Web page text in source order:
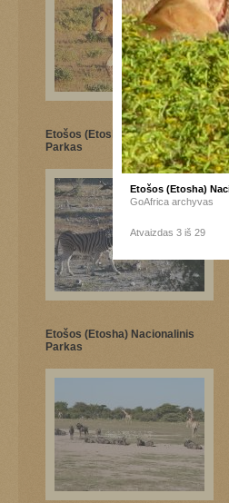
Etošos (Etosha) Nacionalinis
Parkas
Etošos (Etosha) Nacionalinis
Parkas
Etošos (Etosha)
GoAfrica archyvas
Atvaizdas 3 iš 29